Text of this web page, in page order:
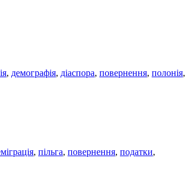
, демографія, діаспора, повернення, полонія,
, пільга, повернення, податки,